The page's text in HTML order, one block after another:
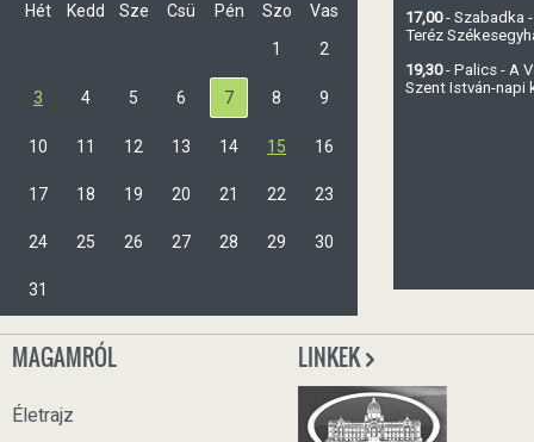
Hét Kedd Sze Csü Pén Szo
Vas
1
2
3 4 5 6 7 8 9
10 11 12 13 14 15 16
17 18 19 20 21 22 23
24 25 26 27 28 29 30
31
17,00- Szabadka
Teréz
19,30- Palics - A
Szent István-napi
MAGAMRÓL
Életrajz
LINKEK